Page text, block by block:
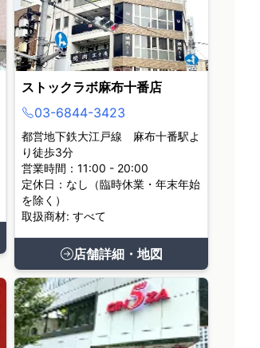
ストックラボ麻布十番店
03-6844-3423
都営地下鉄大江戸線 麻布十番駅よ
り徒歩3分
営業時間：11:00 - 20:00
定休日：なし（臨時休業・年末年始
を除く）
取扱商材: すべて
店舗詳細・地図